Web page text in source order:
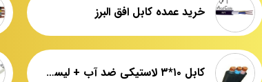
خرید عمده کابل افق البرز
کابل ۱۰*۳ لاستیکی ضد آب + لیست قیمت + نمایندگی فروش عمده